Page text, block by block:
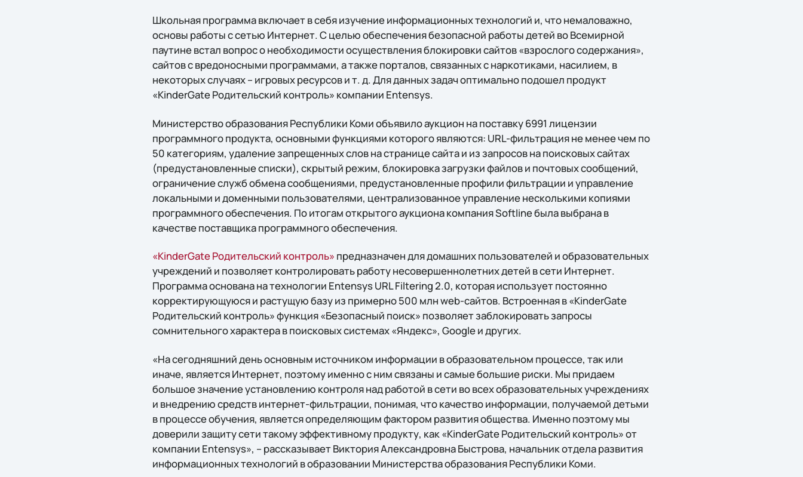
Школьная программа включает в себя изучение информационных технологий и, что немаловажно,
основы работы с сетью Интернет. С целью обеспечения безопасной работы детей во Всемирной
паутине встал вопрос о необходимости осуществления блокировки сайтов «взрослого содержания»,
сайтов с вредоносными программами, а также порталов, связанных с наркотиками, насилием, в
некоторых случаях – игровых ресурсов и т. д. Для данных задач оптимально подошел продукт
«KinderGate Родительский контроль» компании Entensys.
Министерство образования Республики Коми объявило аукцион на поставку 6991 лицензии
программного продукта, основными функциями которого являются: URL-фильтрация не менее чем по
50 категориям, удаление запрещенных слов на странице сайта и из запросов на поисковых сайтах
(предустановленные списки), скрытый режим, блокировка загрузки файлов и почтовых сообщений,
ограничение служб обмена сообщениями, предустановленные профили фильтрации и управление
локальными и доменными пользователями, централизованное управление несколькими копиями
программного обеспечения. По итогам открытого аукциона компания Softline была выбрана в
качестве поставщика программного обеспечения.
«KinderGate Родительский контроль» предназначен для домашних пользователей и образовательных
учреждений и позволяет контролировать работу несовершеннолетних детей в сети Интернет.
Программа основана на технологии Entensys URL Filtering 2.0, которая использует постоянно
корректирующуюся и растущую базу из примерно 500 млн web-сайтов. Встроенная в «KinderGate
Родительский контроль» функция «Безопасный поиск» позволяет заблокировать запросы
сомнительного характера в поисковых системах «Яндекс», Google и других.
«На сегодняшний день основным источником информации в образовательном процессе, так или
иначе, является Интернет, поэтому именно с ним связаны и самые большие риски. Мы придаем
большое значение установлению контроля над работой в сети во всех образовательных учреждениях
и внедрению средств интернет-фильтрации, понимая, что качество информации, получаемой детьми
в процессе обучения, является определяющим фактором развития общества. Именно поэтому мы
доверили защиту сети такому эффективному продукту, как «KinderGate Родительский контроль» от
компании Entensys», – рассказывает Виктория Александровна Быстрова, начальник отдела развития
информационных технологий в образовании Министерства образования Республики Коми.